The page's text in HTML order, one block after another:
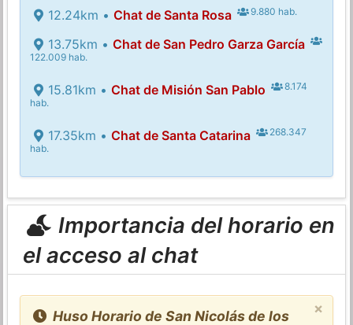
12.24km • Chat de Santa Rosa 9.880 hab.
13.75km • Chat de San Pedro Garza García
122.009 hab.
15.81km • Chat de Misión San Pablo
8.174
hab.
17.35km • Chat de Santa Catarina
268.347
hab.
Importancia del horario en
el acceso al chat
×
Huso Horario de San Nicolás de los